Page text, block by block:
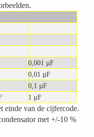
0,001 µF
0,01 µF
0,1 µF
1 µF
einde van de cijfercode.
met +/-10 %